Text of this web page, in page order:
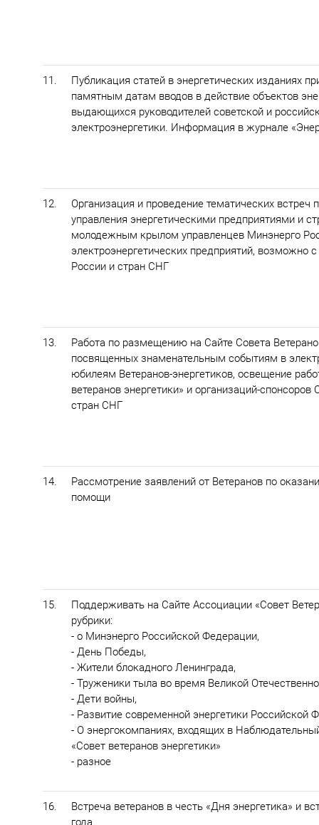
11.
Публикация статей в энергетических изданиях
памятным датам вводов в действие объектов
выдающихся руководителей советской и
электроэнергетики. Информация в журнале
12.
Организация и проведение тематических встреч
управления энергетическими предприятиями и
молодежным крылом управленцев Минэнерго
электроэнергетических предприятий, возможно
России и стран СНГ
13.
Работа по размещению на Сайте Совета
посвященных знаменательным событиям в
юбилеям Ветеранов-энергетиков, освещение
ветеранов энергетики» и организаций-спонсоров
стран СНГ
14.
Рассмотрение заявлений от Ветеранов по
помощи
15.
Поддерживать на Сайте Ассоциации «Совет
рубрики:
- о Минэнерго Российской Федерации,
- День Победы,
- Жители блокадного Ленинграда,
- Труженики тыла во время Великой
- Дети войны,
- Развитие современной энергетики Российской
- О энергокомпаниях, входящих в
«Совет ветеранов энергетики»
- разное
16.
Встреча ветеранов в честь «Дня энергетика» и
года